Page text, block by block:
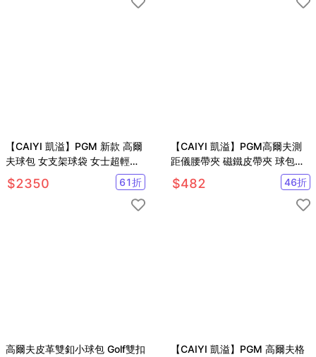
【CAIYI 凱溢】PGM 新款 高爾
夫球包 女支架球袋 女士超輕便
攜式槍包 防水golf用品球桿袋
高爾夫球袋
$2350 61折
【CAIYI 凱溢】PGM高爾夫測
距儀腰帶夾 磁鐵皮帶夾 球包卡
扣磁吸 硬殼保護套
$482 46折
高爾夫皮革雙釦小球包 Golf雙扣
【CAIYI 凱溢】PGM 高爾夫格